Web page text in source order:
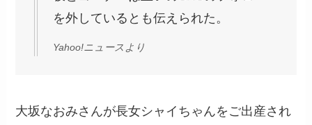
を外しているとも伝えられた。
Yahoo!ニュースより
大坂なおみさんが長女シャイちゃんをご出産され